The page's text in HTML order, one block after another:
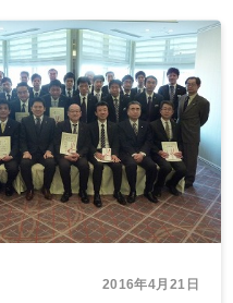
2016年4月21日